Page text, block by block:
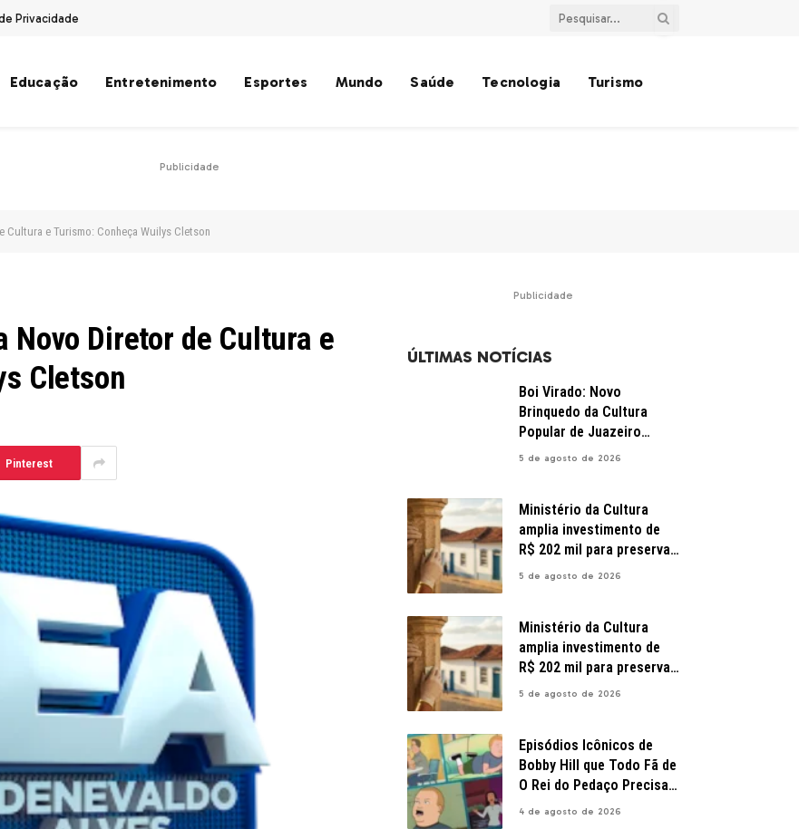
Privacidade
Educação Entretenimento Esportes Mundo Saúde Tecnologia Turismo
Publicidade
Cultura e Turismo: Conheça Wuilys Cletson
Novo Diretor de Cultura e
Cletson
Pinterest
Publicidade
ÚLTIMAS NOTÍCIAS
Boi Virado: Novo
Brinquedo da Cultura
Popular de Juazeiro
Ganha Vida em Cortejo
5 de agosto de 2026
Ministério da Cultura
amplia investimento de
R$ 202 mil para preservar
patrimônio histórico em
5 de agosto de 2026
Ministério da Cultura
amplia investimento de
R$ 202 mil para preservar
patrimônio histórico em
5 de agosto de 2026
Episódios Icônicos de
Bobby Hill que Todo Fã de
O Rei do Pedaço Precisa
Rever
4 de agosto de 2026